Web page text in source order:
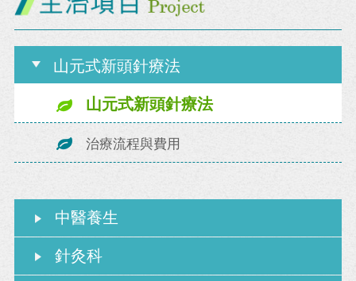
山元式新頭針療法
山元式新頭針療法
治療流程與費用
中醫養生
針灸科